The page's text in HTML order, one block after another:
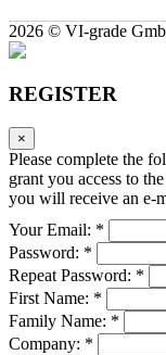
2026 © VI-grade
REGISTER
×
Please complete the
grant you access to
you will receive an e-
Your Email: *
Password: *
Repeat Password: *
First Name: *
Family Name: *
Company: *